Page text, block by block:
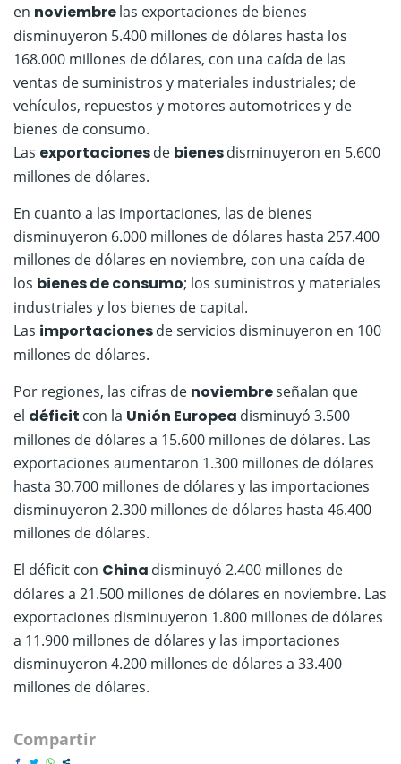
en noviembrelas exportaciones de bienes
disminuyeron 5.400 millones de dólares hasta los
168.000 millones de dólares, con una caída de las
ventas de suministros y materiales industriales; de
vehículos, repuestos y motores automotrices y de
bienes de consumo.
Las exportacionesde bienesdisminuyeron en 5.600
millones de dólares.
En cuanto a las importaciones, las de bienes
disminuyeron 6.000 millones de dólares hasta 257.400
millones de dólares en noviembre, con una caída de
los bienes de consumo; los suministros y materiales
industriales y los bienes de capital.
Las importacionesde servicios disminuyeron en 100
millones de dólares.
Por regiones, las cifras de noviembreseñalan que
el déficit con la Unión Europea disminuyó 3.500
millones de dólares a 15.600 millones de dólares. Las
exportaciones aumentaron 1.300 millones de dólares
hasta 30.700 millones de dólares y las importaciones
disminuyeron 2.300 millones de dólares hasta 46.400
millones de dólares.
El déficit con China disminuyó 2.400 millones de
dólares a 21.500 millones de dólares en noviembre. Las
exportaciones disminuyeron 1.800 millones de dólares
a 11.900 millones de dólares y las importaciones
disminuyeron 4.200 millones de dólares a 33.400
millones de dólares.
Compartir